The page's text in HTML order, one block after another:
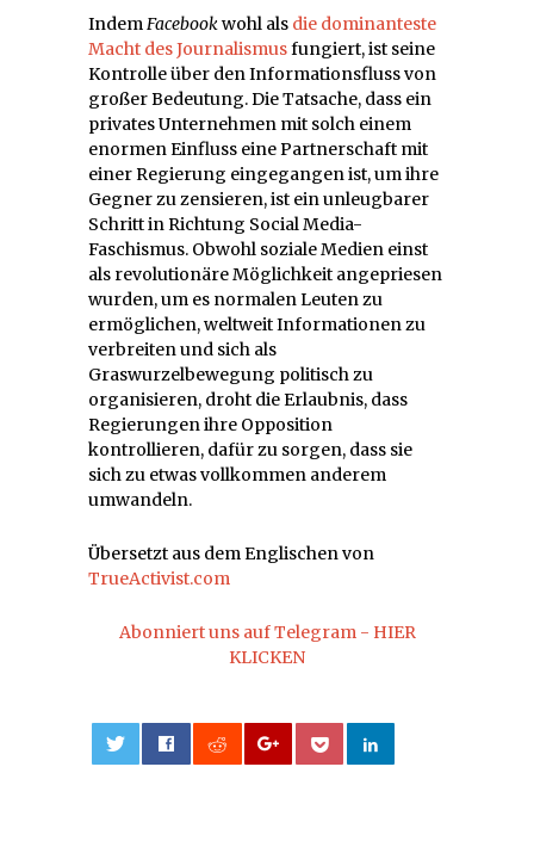
IndemFacebookwohl als die dominanteste
Macht des Journalismusfungiert, ist seine
Kontrolle über den Informationsfluss von
großer Bedeutung. Die Tatsache, dass ein
privates Unternehmen mit solch einem
enormen Einfluss eine Partnerschaft mit
einer Regierung eingegangen ist, um ihre
Gegner zu zensieren, ist ein unleugbarer
Schritt in Richtung Social Media-
Faschismus. Obwohl soziale Medien einst
als revolutionäre Möglichkeit angepriesen
wurden, um es normalen Leuten zu
ermöglichen, weltweit Informationen zu
verbreiten und sich als
Graswurzelbewegung politisch zu
organisieren, droht die Erlaubnis, dass
Regierungen ihre Opposition
kontrollieren, dafür zu sorgen, dass sie
sich zu etwas vollkommen anderem
umwandeln.
Übersetzt aus dem Englischen von
TrueActivist.com
Abonniert uns auf Telegram - HIER
KLICKEN